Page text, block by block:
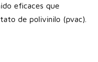
eficaces que
de polivinilo (pvac).